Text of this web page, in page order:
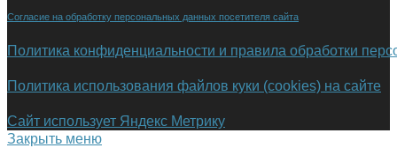
Согласие на обработку персональных данных посетителя сайта
Политика конфиденциальности и правила обработки
Политика использования файлов куки (cookies) на сайте
Сайт использует Яндекс Метрику
Закрыть меню